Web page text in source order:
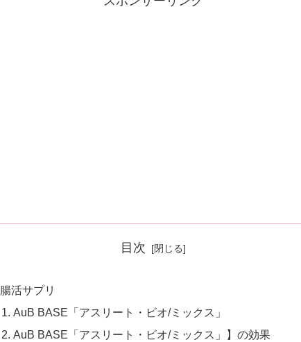
目次
腸活サプリ
AuB BASE「アスリート・ビオ/ミックス」
AuB BASE「アスリート・ビオ/ミックス」】の効果